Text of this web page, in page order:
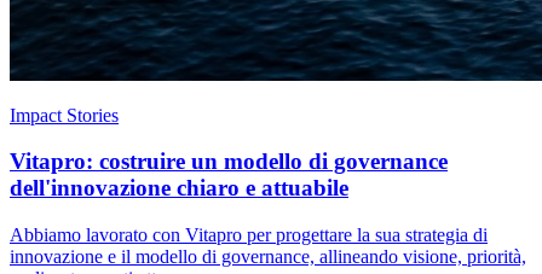
Impact Stories
Vitapro: costruire un modello di governance
dell'innovazione chiaro e attuabile
Abbiamo lavorato con Vitapro per progettare la sua strategia di
innovazione e il modello di governance, allineando visione, priorità,